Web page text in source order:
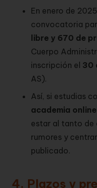
En enero de
convocatoria
libre y 670 de
Cuerpo
inscripción el 30
AS).
Así, si estudias
academia
estar al tanto de
rumores y
publicado.
4. Plazos y